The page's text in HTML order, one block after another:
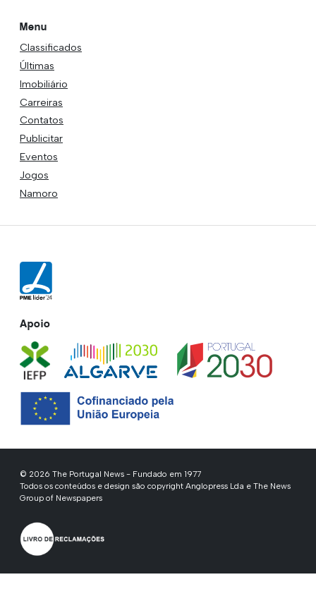
Menu
Classificados
Últimas
Imobiliário
Carreiras
Contatos
Publicitar
Eventos
Jogos
Namoro
Apoio
© 2026 The Portugal News - Fundado em 1977
Todos os conteúdos e design são copyright Anglopress Lda e The News
Group of Newspapers